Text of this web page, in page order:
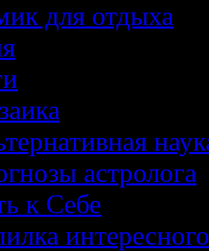
для отдыха
астролога
к Себе
интересного